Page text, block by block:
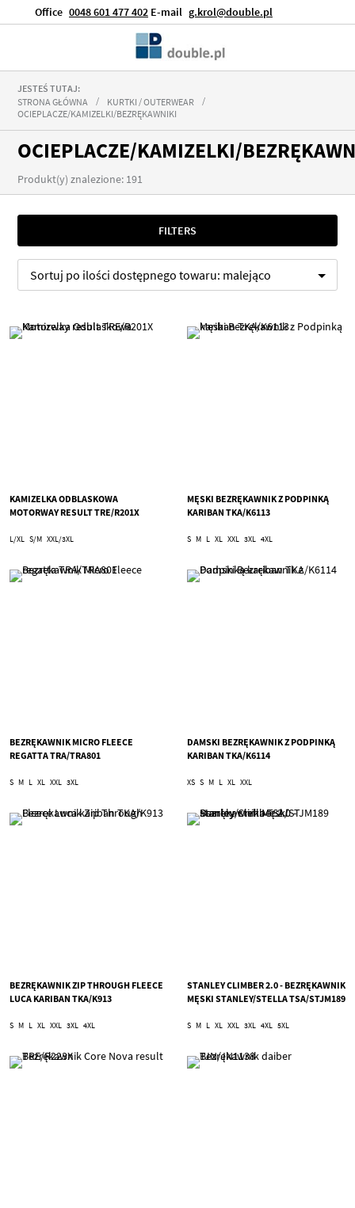
Office 0048 601 477 402 E-mail g.krol@double.pl
JESTEŚ TUTAJ:
STRONA GŁÓWNA
KURTKI / OUTERWEAR
OCIEPLACZE/KAMIZELKI/BEZRĘKAWNIKI
OCIEPLACZE/KAMIZELKI/
Produkt(y) znalezione: 191
FILTERS
Sortuj po ilości dostępnego towaru: malejąco
KAMIZELKA ODBLASKOWA
MOTORWAY RESULT TRE/R201X
L/XL S/M XXL/3XL
MĘSKI BEZRĘKAWNIK Z PODPINKĄ
KARIBAN TKA/K6113
S M L XL XXL 3XL 4XL
BEZRĘKAWNIK MICRO FLEECE
REGATTA TRA/TRA801
S M L XL XXL 3XL
DAMSKI BEZRĘKAWNIK Z PODPINKĄ
KARIBAN TKA/K6114
XS S M L XL XXL
BEZRĘKAWNIK ZIP THROUGH FLEECE
LUCA KARIBAN TKA/K913
S M L XL XXL 3XL 4XL
STANLEY CLIMBER 2.0 - BEZRĘKAWNIK
MĘSKI STANLEY/STELLA TSA/STJM189
S M L XL XXL 3XL 4XL 5XL